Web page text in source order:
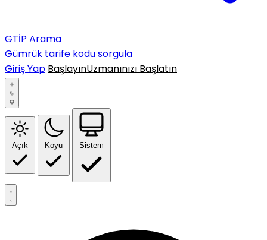
GTİP Arama
Gümrük tarife kodu sorgula
Giriş Yap BaşlayınUzmanınızı Başlatın
Açık Koyu Sistem